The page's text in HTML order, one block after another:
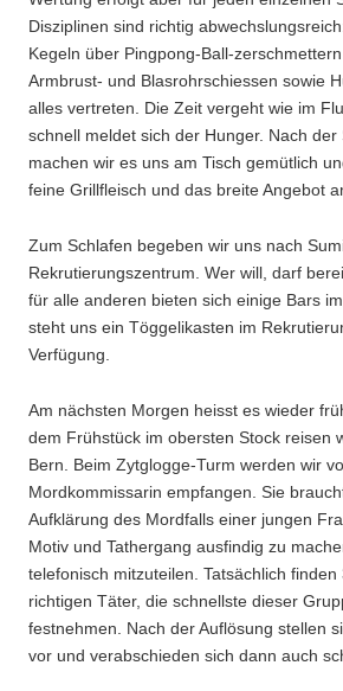
Disziplinen sind richtig
Kegeln über Pingpong-Ball-
Armbrust- und Blasrohrschiessen sowie
alles vertreten. Die Zeit vergeht wie im
schnell meldet sich der Hunger. Nach der
machen wir es uns am Tisch gemütlich
feine Grillfleisch und das breite Angebot
Zum Schlafen begeben wir uns nach
Rekrutierungszentrum. Wer will, darf
für alle anderen bieten sich einige Bars
steht uns ein Töggelikasten im
Verfügung.
Am nächsten Morgen heisst es wieder
dem Frühstück im obersten Stock reisen
Bern. Beim Zytglogge-Turm werden wir
Mordkommissarin empfangen. Sie
Aufklärung des Mordfalls einer jungen
Motiv und Tathergang ausfindig zu
telefonisch mitzuteilen. Tatsächlich
richtigen Täter, die schnellste dieser
festnehmen. Nach der Auflösung stellen
vor und verabschieden sich dann auch